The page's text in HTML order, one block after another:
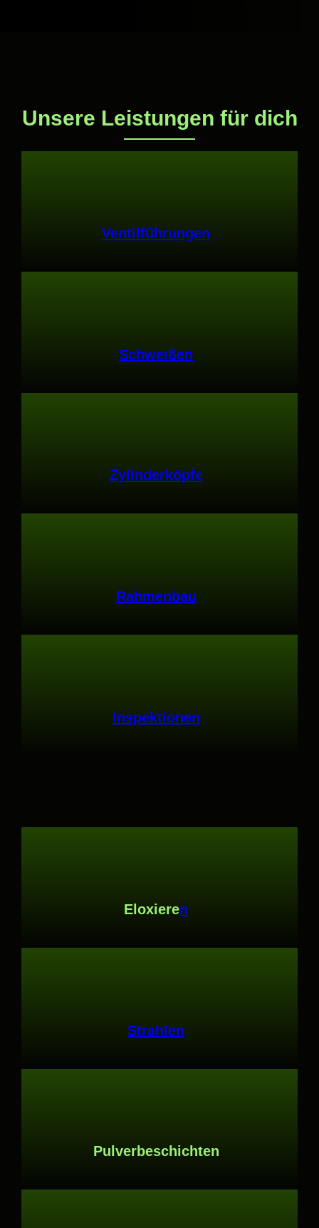
Unsere Leistungen für dich
Ventilführungen
Schweißen
Zylinderköpfe
Rahmenbau
Inspektionen
Eloxieren
Strahlen
Pulverbeschichten